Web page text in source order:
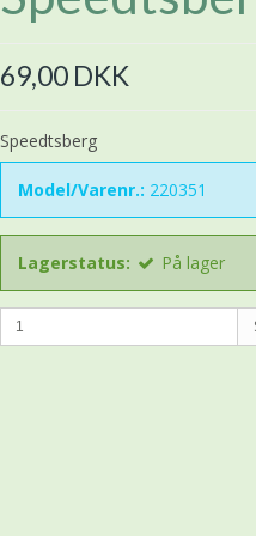
69,00 DKK
Speedtsberg
Model/Varenr.: 220351
Lagerstatus: På lager